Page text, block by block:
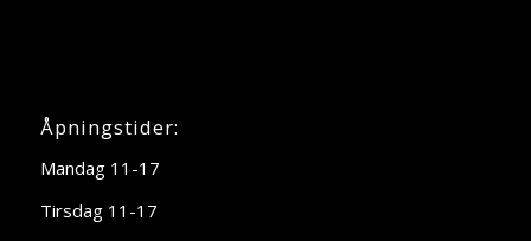
Åpningstider:
Mandag 11-17
Tirsdag 11-17